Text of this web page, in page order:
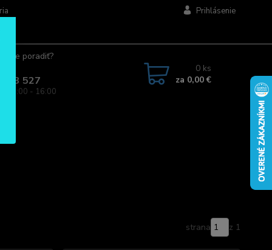
Prihlásenie
poradiť?
963 527
08:00 - 16:00
0 ks
za 0,00 €
strana z 1